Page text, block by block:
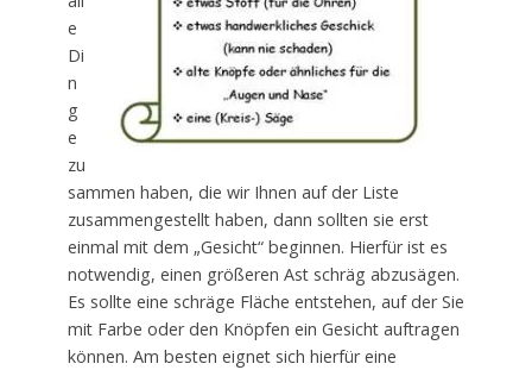
e
Di
n
g
e
zu
sammen haben, die wir Ihnen auf der Liste
zusammengestellt haben, dann sollten sie erst
einmal mit dem „Gesicht“ beginnen. Hierfür ist es
notwendig, einen größeren Ast schräg abzusägen.
Es sollte eine schräge Fläche entstehen, auf der Sie
mit Farbe oder den Knöpfen ein Gesicht auftragen
können. Am besten eignet sich hierfür eine